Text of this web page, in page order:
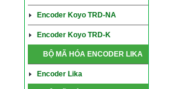
Encoder Koyo TRD-NA
Encoder Koyo TRD-K
BỘ MÃ HÓA ENCODER LIKA
Encoder Lika